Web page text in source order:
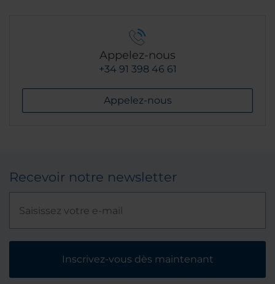
Appelez-nous
+34 91 398 46 61
Appelez-nous
Recevoir notre newsletter
Inscrivez-vous dès maintenant